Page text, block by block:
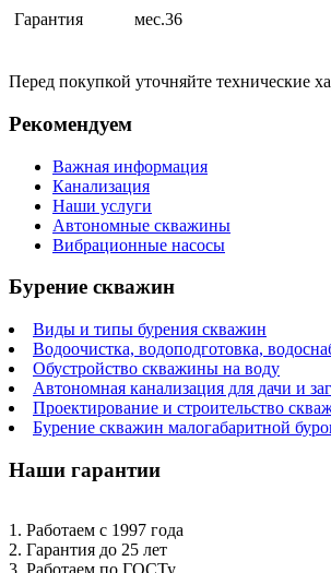
Гарантия
мес.36
Перед покупкой уточняйте технические
Рекомендуем
Важная информация
Канализация
Наши услуги
Автономные скважины
Вибрационные насосы
Бурение скважин
Виды и типы бурения скважин
Водоочистка, водоподготовка,
Обустройство скважины на воду
Автономная канализация для дачи и
Проектирование и строительство
Бурение скважин малогабаритной
Наши гарантии
1. Работаем с 1997 года
2. Гарантия до 25 лет
3. Работаем по ГОСТу